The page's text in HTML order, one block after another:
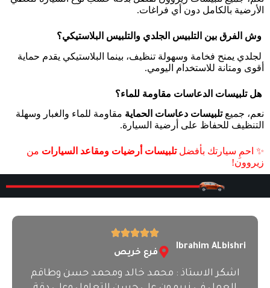
الأرضية بالكامل دون أي فراغات.
وش الفرق بين التلبيس الجلدي والتلبيس البلاستيكي؟
لجلدي يمنح فخامة وسهولة تنظيف، بينما البلاستيكي يقدم حماية
أقوى ومتانة للاستخدام اليومي.
هل تلبيسات الدعاسات مقاومة للماء؟
نعم، جميعتلبيسات دعاسات الحماية مقاومة للماء والغبار وسهلة
التنظيف للحفاظ على أرضية السيارة.
✨ احمِ سيارتك بأفضلتلبيسات أرضيات ومقاعد السيارات من
زيروون!
Ibrahim ALbishri
فرع خريص
اشكر الاستاذ : محمد خالد ومحمد حسن وطاقم